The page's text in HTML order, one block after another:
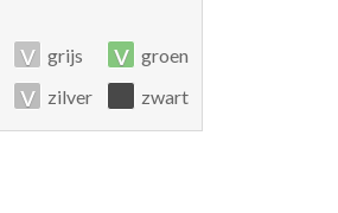
v grijs v groen
v zilver zwart